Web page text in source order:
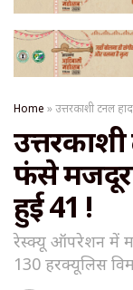
Home »उत्तरकाशी टनल
फंसे
हुई 41 !
रेस्क्यू ऑपरेशन में
130 हरक्यूलिस